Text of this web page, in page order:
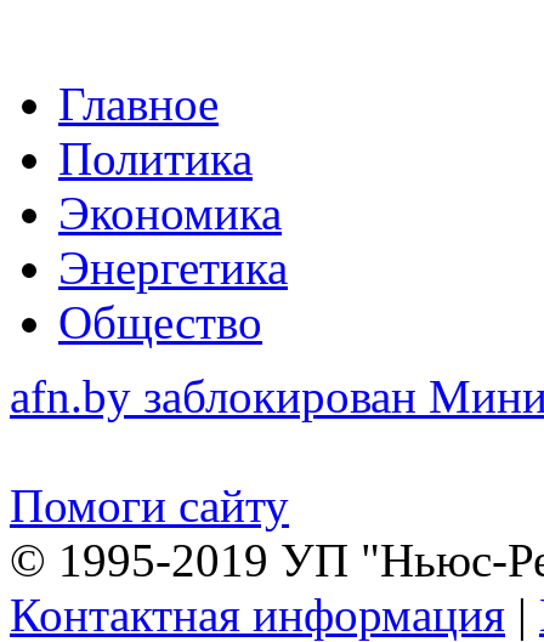
Главное
Политика
Экономика
Энергетика
Общество
afn.by заблокирован
Помоги сайту
© 1995-2019 УП "Ньюс-
Контактная информация |